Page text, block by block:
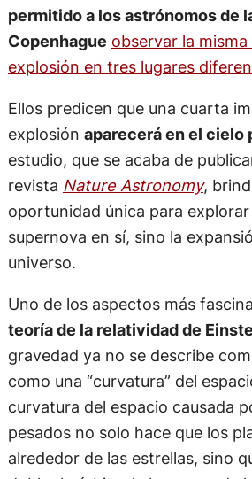
permitido a los astrónomos de
Copenhague observar la
explosión en tres lugares
Ellos predicen que una cuarta
explosión aparecerá en el cielo
estudio, que se acaba de
revista Nature Astronomy,
oportunidad única para
supernova en sí, sino la
universo.
Uno de los aspectos más
teoría de la relatividad de
gravedad ya no se describe
como una “curvatura” del
curvatura del espacio causada
pesados no solo hace que los
alrededor de las estrellas, sino